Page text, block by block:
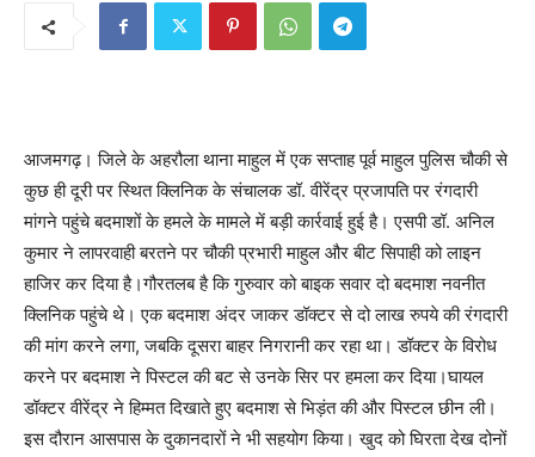
आजमगढ़। जिले के अहरौला थाना माहुल में एक सप्ताह पूर्व माहुल पुलिस चौकी से
कुछ ही दूरी पर स्थित क्लिनिक के संचालक डॉ. वीरेंद्र प्रजापति पर रंगदारी
मांगने पहुंचे बदमाशों के हमले के मामले में बड़ी कार्रवाई हुई है। एसपी डॉ. अनिल
कुमार ने लापरवाही बरतने पर चौकी प्रभारी माहुल और बीट सिपाही को लाइन
हाजिर कर दिया है।गौरतलब है कि गुरुवार को बाइक सवार दो बदमाश नवनीत
क्लिनिक पहुंचे थे। एक बदमाश अंदर जाकर डॉक्टर से दो लाख रुपये की रंगदारी
की मांग करने लगा, जबकि दूसरा बाहर निगरानी कर रहा था। डॉक्टर के विरोध
करने पर बदमाश ने पिस्टल की बट से उनके सिर पर हमला कर दिया।घायल
डॉक्टर वीरेंद्र ने हिम्मत दिखाते हुए बदमाश से भिड़ंत की और पिस्टल छीन ली।
इस दौरान आसपास के दुकानदारों ने भी सहयोग किया। खुद को घिरता देख दोनों